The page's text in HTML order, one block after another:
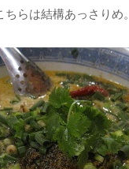
らは結構あっさりめ。